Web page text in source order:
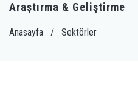
Araştırma & Geliştirme
Anasayfa / Sektörler